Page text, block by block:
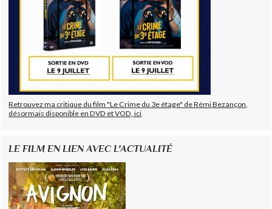
Retrouvez ma critique du film "Le Crime du 3e étage" de Rémi Bezançon,
désormais disponible en DVD et VOD, ici
LE FILM EN LIEN AVEC L'ACTUALITÉ